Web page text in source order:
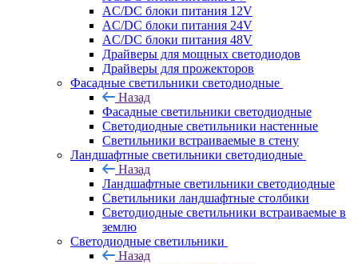
AC/DC блоки питания 12V
AC/DC блоки питания 24V
AC/DC блоки питания 48V
Драйверы для мощных светодиодов
Драйверы для прожекторов
Фасадные светильники светодиодные
Назад
Фасадные светильники светодиодные
Светодиодные светильники настенные
Светильники встраиваемые в стену
Ландшафтные светильники светодиодные
Назад
Ландшафтные светильники светодиодные
Светильники ландшафтные столбики
Светодиодные светильники встраиваемые в
землю
Светодиодные светильники
Назад